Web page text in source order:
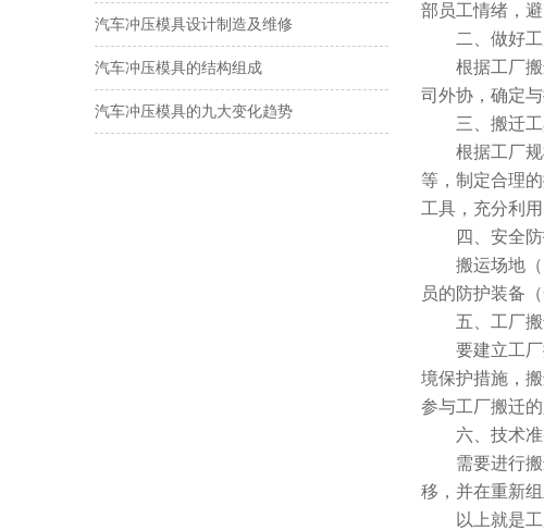
部员工情绪，
二、做好
根据工厂
司外协，确定
三、搬迁
根据工厂
等，制定合理
工具，充分利用
四、安全
搬运场地
员的防护装备
五、工厂
要建立工
境保护措施，
参与工厂搬迁
六、技术
需要进行
移，并在重新
以上就是
汽车冲压模具设计制造及维修
汽车冲压模具的结构组成
汽车冲压模具的九大变化趋势